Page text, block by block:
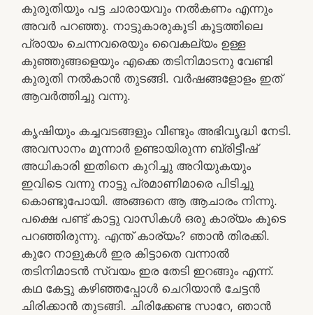
കുരുതിയും പട്ട ചാരായവും നൽകണം എന്നും
അവർ പറഞ്ഞു. നാട്ടുകാരുകൂടി കൂട്ടത്തിലെ
പ്രായം ചെന്നവരെയും വൈകല്യം ഉള്ള
കുഞ്ഞുങ്ങളെയും എക്കെ തടിനിമാടനു വേണ്ടി
കുരുതി നൽകാൻ തുടങ്ങി. വർഷങ്ങളോളം ഇത്
ആവർത്തിച്ചു വന്നു.
കൃഷിയും കച്ചവടങ്ങളും വീണ്ടും അഭിവൃദ്ധി നേടി.
അവസാനം മൂന്നാർ ഉണ്ടായിരുന്ന ബ്രിട്ടീഷ്‌
അധികാരി ഇതിനെ കുറിച്ചു അറിയുകയും
ഇവിടെ വന്നു നാട്ടു പ്രമാണിമാരെ പിടിച്ചു
കൊണ്ടുപോയി. അങ്ങനെ ആ ആചാരം നിന്നു.
പക്ഷെ പണ്ട് കാട്ടു വാസികൾ ഒരു കാര്യം കൂടെ
പറഞ്ഞിരുന്നു. എന്ത് കാര്യം? ഞാൻ തിരക്കി.
കുറേ നാളുകൾ ഇര കിട്ടാതെ വന്നാൽ
തടിനിമാടൻ സ്വയം ഇര തേടി ഇറങ്ങും എന്ന്.
കഥ കേട്ടു കഴിഞ്ഞപ്പോൾ ചെറിയാൻ ചേട്ടൻ
ചിരിക്കാൻ തുടങ്ങി. ചിരിക്കേണ്ട സാറേ, ഞാൻ